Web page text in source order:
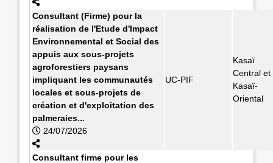
Consultant (Firme) pour la
réalisation de l'Etude d'Impact
Environnemental et Social des
appuis aux sous-projets
agroforestiers paysans
impliquant les communautés
locales et sous-projets de
création et d'exploitation des
palmeraies...
24/07/2026
UC-PIF
Kasaï
Central et
Kasaï-
Oriental
Consultant firme pour les